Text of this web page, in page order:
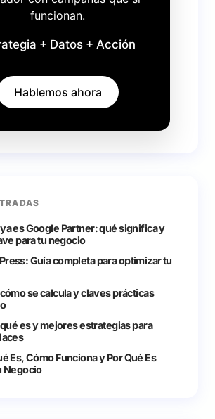
funcionan.
+ Datos + Acción
Hablemos ahora
es Google Partner: qué significa y
para tu negocio
Guía completa para optimizar tu
se calcula y claves prácticas
es y mejores estrategias para
Es, Cómo Funciona y Por Qué Es
Negocio